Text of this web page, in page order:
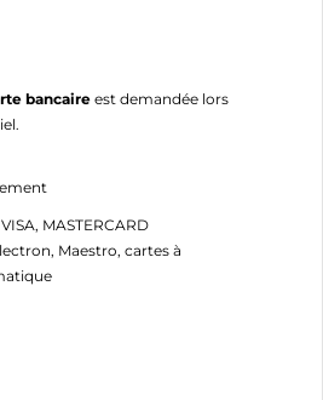
bancaireest demandée lors
VISA, MASTERCARD
Maestro, cartes à